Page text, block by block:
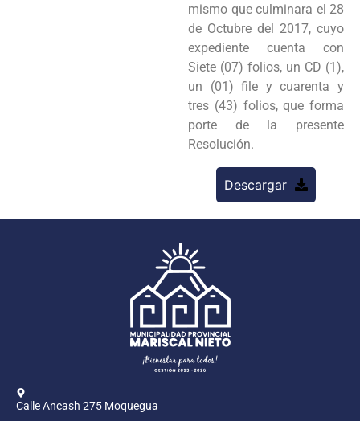
mismo que culminara el 28
de Octubre del 2017, cuyo
expediente cuenta con
Siete (07) folios, un CD (1),
un (01) file y cuarenta y
tres (43) folios, que forma
porte de la presente
Resolución.
Descargar
Calle Ancash 275 Moquegua